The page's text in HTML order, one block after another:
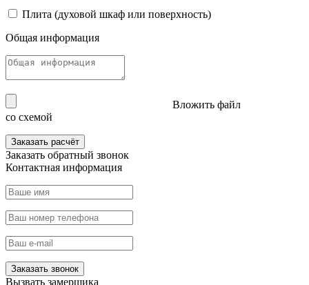
Плита (духовой шкаф или поверхность)
Общая информация
Вложить файл
со схемой
Заказать расчёт
Заказать обратный звонок
Контактная информация
Заказать звонок
Вызвать замерщика